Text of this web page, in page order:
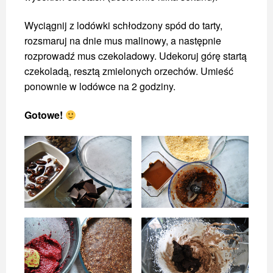
Wyciągnij z lodówki schłodzony spód do tarty,
rozsmaruj na dnie mus malinowy, a następnie
rozprowadź mus czekoladowy. Udekoruj górę startą
czekoladą, resztą zmielonych orzechów. Umieść
ponownie w lodówce na 2 godziny.
Gotowe!